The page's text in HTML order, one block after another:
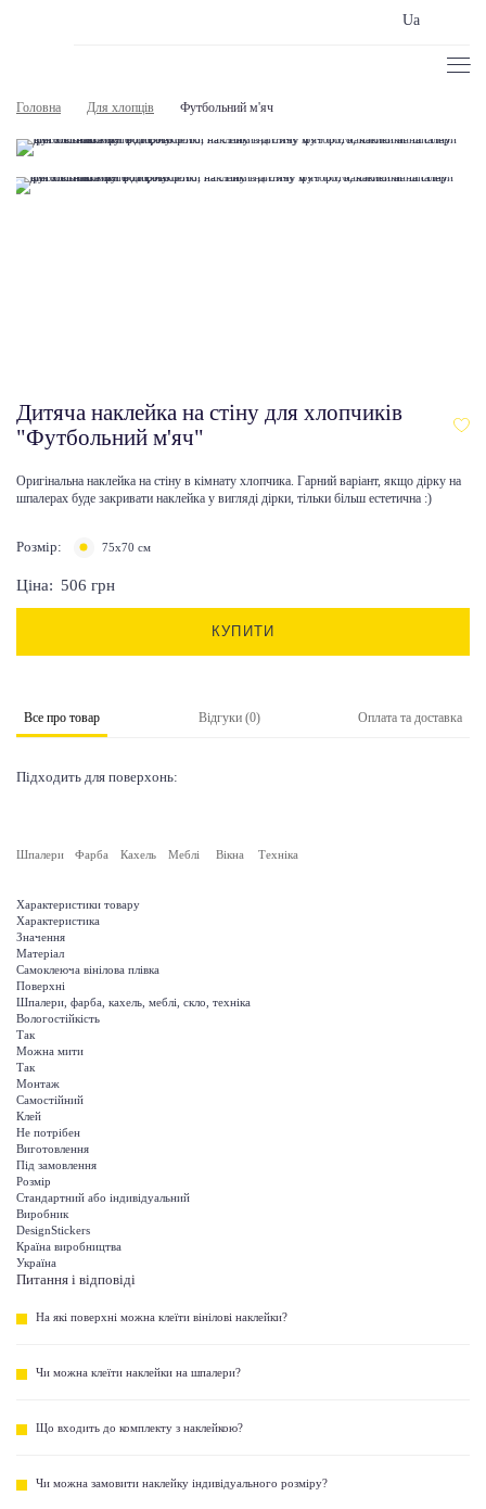
Ua
Головна Для хлопців Футбольний м'яч
Дитяча наклейка на стіну для хлопчиків
"Футбольний м'яч"
Оригінальна наклейка на стіну в кімнату хлопчика. Гарний варіант, якщо дірку на
шпалерах буде закривати наклейка у вигляді дірки, тільки більш естетична :)
Розмір: 75х70 см
Ціна: 506 грн
КУПИТИ
Все про товар Відгуки (0) Оплата та доставка
Підходить для поверхонь:
Шпалери Фарба Кахель Меблі Вікна Техніка
Характеристики товару
Характеристика
Значення
Матеріал
Самоклеюча вінілова плівка
Поверхні
Шпалери, фарба, кахель, меблі, скло, техніка
Вологостійкість
Так
Можна мити
Так
Монтаж
Самостійний
Клей
Не потрібен
Виготовлення
Під замовлення
Розмір
Стандартний або індивідуальний
Виробник
DesignStickers
Країна виробництва
Україна
Питання і відповіді
На які поверхні можна клеїти вінілові наклейки?
Чи можна клеїти наклейки на шпалери?
Що входить до комплекту з наклейкою?
Чи можна замовити наклейку індивідуального розміру?